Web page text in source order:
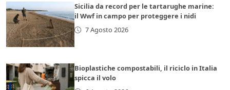
Sicilia da record per le tartarughe marine:
il Wwf in campo per proteggere i nidi
7 Agosto 2026
Bioplastiche compostabili, il riciclo in Italia
spicca il volo